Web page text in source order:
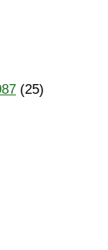
(25)